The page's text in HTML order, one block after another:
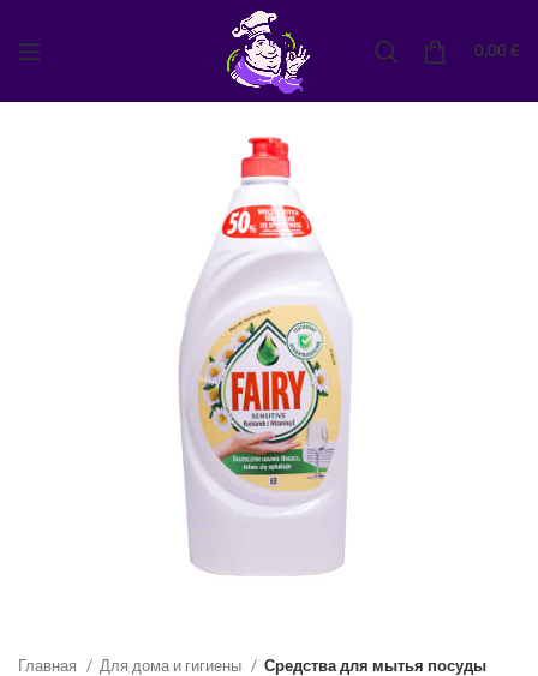
0,00 €
Главная Для дома и гигиены Средства для мытья посуды